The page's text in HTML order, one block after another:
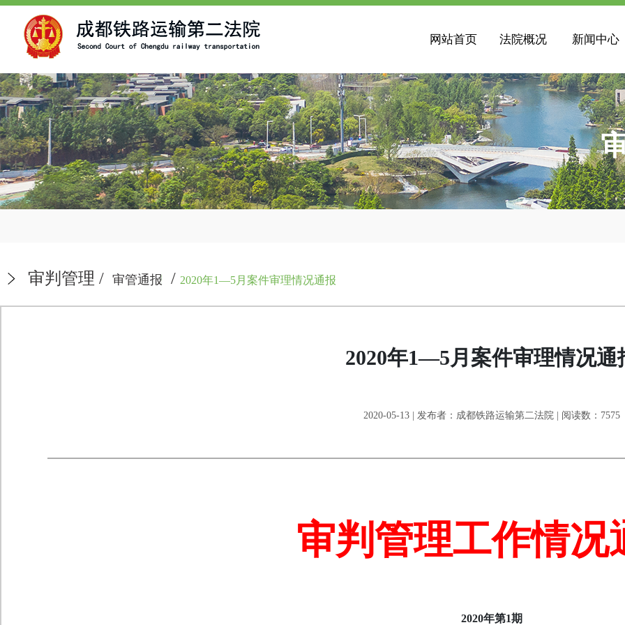
网站首页 法院概况 新闻中心
审判管理 / 审管通报 / 2020年1—5月案件审理情况通报
2020年1—5月案件审理情况通
2020-05-13 | 发布者：成都铁路运输第二法院 | 阅读数：7575
审判管理工作情况
2020年第1期